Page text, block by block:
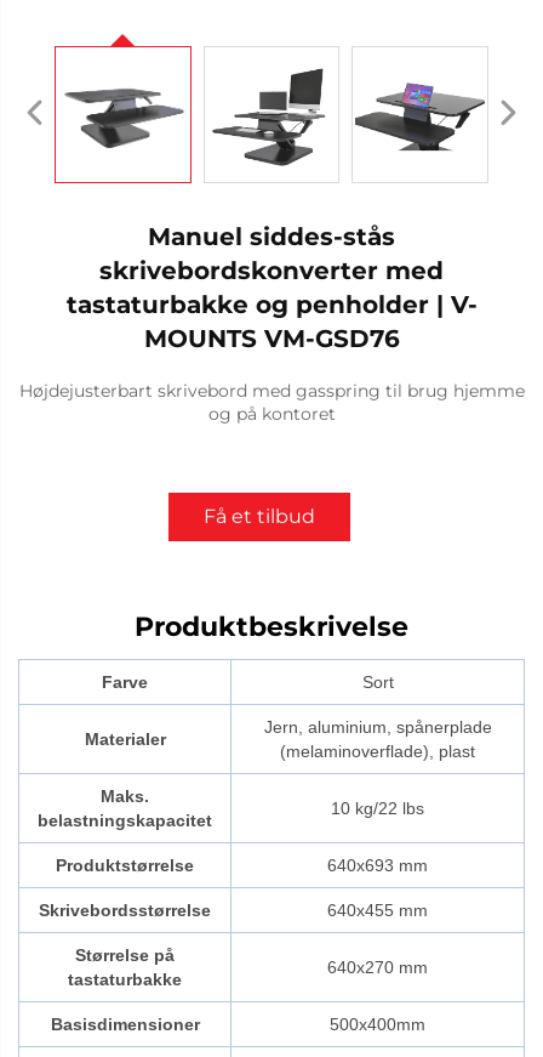
Manuel siddes-stås
skrivebordskonverter med
tastaturbakke og penholder | V-
MOUNTS VM-GSD76
Højdejusterbart skrivebord med gasspring til brug hjemme
og på kontoret
Få et tilbud
Produktbeskrivelse
Farve Sort
Materialer
Jern, aluminium, spånerplade
(melaminoverflade), plast
Maks.
belastningskapacitet
10 kg/22 lbs
Produktstørrelse 640x693 mm
Skrivebordsstørrelse 640x455 mm
Størrelse på
tastaturbakke
640x270 mm
Basisdimensioner 500x400mm